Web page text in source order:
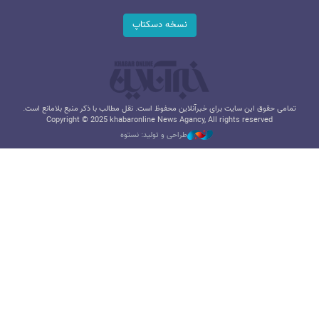
نسخه دسکتاپ
تمامی حقوق این سایت برای خبرآنلاین محفوظ است. نقل مطالب با ذکر منبع بلامانع است.
Copyright © 2025 khabaronline News Agancy, All rights reserved
طراحی و تولید: نستوه